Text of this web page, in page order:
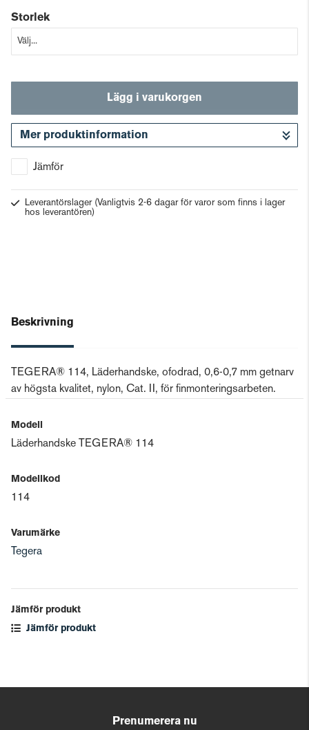
Storlek
Lägg i varukorgen
Mer produktinformation
Jämför
Leverantörslager (Vanligtvis 2-6 dagar för varor som finns i lager
hos leverantören)
Beskrivning
TEGERA® 114, Läderhandske, ofodrad, 0,6-0,7 mm getnarv
av högsta kvalitet, nylon, Cat. II, för finmonteringsarbeten.
Modell
Läderhandske TEGERA® 114
Modellkod
114
Varumärke
Tegera
Jämför produkt
Jämför produkt
Prenumerera nu